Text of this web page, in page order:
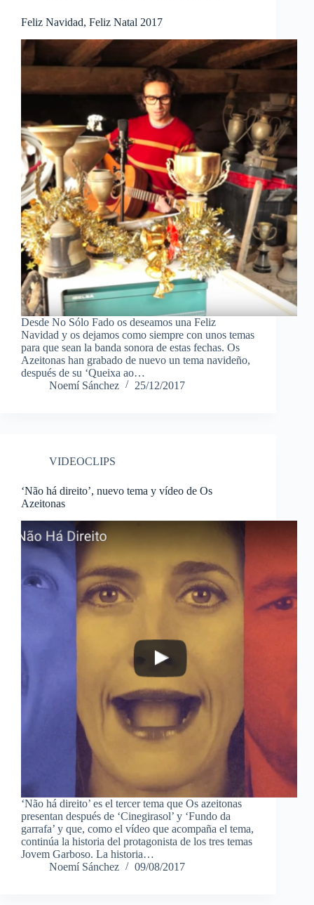
Feliz Navidad, Feliz Natal 2017
Desde No Sólo Fado os deseamos una Feliz
Navidad y os dejamos como siempre con unos temas
para que sean la banda sonora de estas fechas. Os
Azeitonas han grabado de nuevo un tema navideño,
después de su ‘Queixa ao…
Noemí Sánchez
25/12/2017
VIDEOCLIPS
‘Não há direito’, nuevo tema y vídeo de Os
Azeitonas
‘Não há direito’ es el tercer tema que Os azeitonas
presentan después de ‘Cinegirasol’ y ‘Fundo da
garrafa’ y que, como el vídeo que acompaña el tema,
continúa la historia del protagonista de los tres temas
Jovem Garboso. La historia…
Noemí Sánchez
09/08/2017